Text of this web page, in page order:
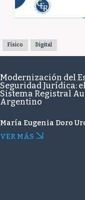
Físico Digital
Modernización del
Seguridad Jurídica:
Sistema Registral
Argentino
María Eugenia Doro
VER MÁS